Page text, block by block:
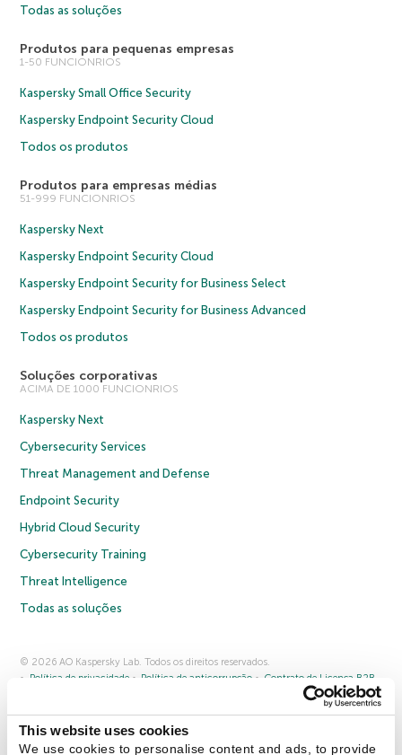
This website uses cookies
We use cookies to personalise content and ads, to provide
Todas as soluções
Produtos para pequenas empresas
1-50 FUNCIONRIOS
Kaspersky Small Office Security
Kaspersky Endpoint Security Cloud
Todos os produtos
Produtos para empresas médias
51-999 FUNCIONRIOS
Kaspersky Next
Kaspersky Endpoint Security Cloud
Kaspersky Endpoint Security for Business Select
Kaspersky Endpoint Security for Business Advanced
Todos os produtos
Soluções corporativas
ACIMA DE 1000 FUNCIONRIOS
Kaspersky Next
Cybersecurity Services
Threat Management and Defense
Endpoint Security
Hybrid Cloud Security
Cybersecurity Training
Threat Intelligence
Todas as soluções
© 2026 AO Kaspersky Lab. Todos os direitos reservados.
Política de privacidade
Política de anticorrupção
Contrato de Licença B2B
Cookies
Fale conosco Sobre a Kaspersky Parceiros
Comunicado à imprensa